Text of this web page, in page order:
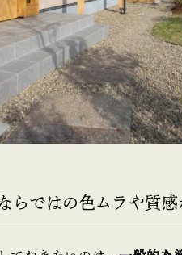
らではの色ムラや質感